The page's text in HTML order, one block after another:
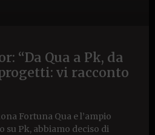
“Da Qua a Pk, da
vi racconto
Fortuna Qua e l’ampio
su Pk, abbiamo deciso di